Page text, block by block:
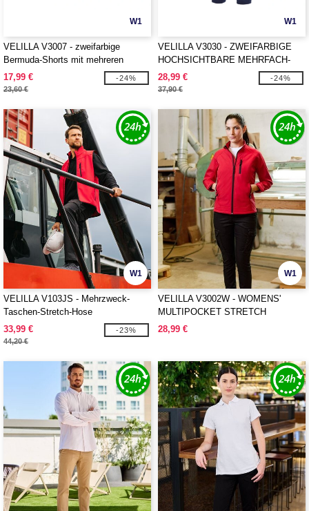
W1
VELILLA V3007 - zweifarbige
Bermuda-Shorts mit mehreren
Taschen
17,99 €
23,60 €
-24%
W1
VELILLA V3030 - ZWEIFARBIGE
HOCHSICHTBARE MEHRFACH-
TASCHENHOSE
28,99 €
37,90 €
-24%
W1
VELILLA V103JS - Mehrzweck-
Taschen-Stretch-Hose
33,99 €
44,20 €
-23%
W1
VELILLA V3002W - WOMENS'
MULTIPOCKET STRETCH
TROUSERS
28,99 €